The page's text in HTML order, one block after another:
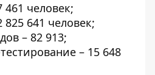
461 человек;
641 человек;
– 82 913;
– 15 648